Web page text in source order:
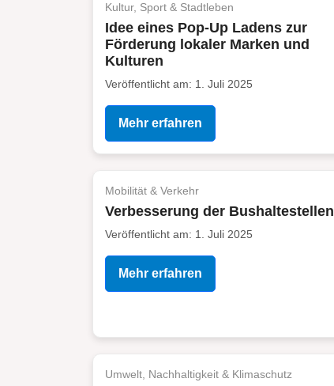
Kultur, Sport & Stadtleben
Idee eines Pop-Up Ladens zur
Förderung lokaler Marken und
Kulturen
Veröffentlicht am: 1. Juli 2025
Mehr erfahren
Mobilität & Verkehr
Verbesserung der Bushaltestellen
Veröffentlicht am: 1. Juli 2025
Mehr erfahren
Umwelt, Nachhaltigkeit & Klimaschutz